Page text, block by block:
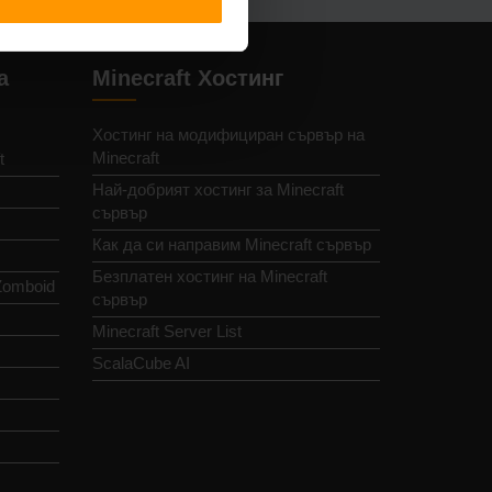
Minecraft Хостинг
Хостинг на модифициран сървър на
Minecraft
Най-добрият хостинг за Minecraft
сървър
Как да си направим Minecraft сървър
Безплатен хостинг на Minecraft
сървър
Minecraft Server List
ScalaCube AI